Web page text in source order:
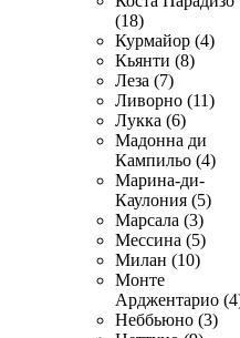
(18)
Курмайор (4)
Кьянти (8)
Леза (7)
Ливорно (11)
Лукка (6)
Мадонна ди
Кампильо (4)
Марина-ди-
Каулония (5)
Марсала (3)
Мессина (5)
Милан (10)
Монте
Арджентарио
Неббьюно (3)